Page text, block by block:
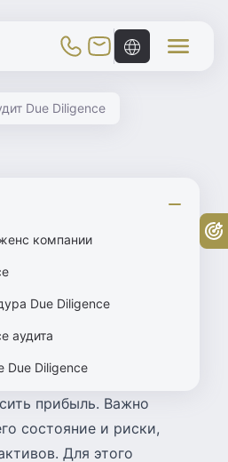
Toggle Mobile Menu
Due Diligence
компании
Due Diligence
аудита
Due Diligence
прибыль. Важно
состояние и риски,
Для этого